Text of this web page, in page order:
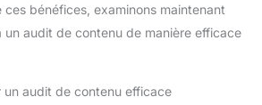
ces bénéfices, examinons maintenant
audit de contenu de manière efficace
un audit de contenu efficace